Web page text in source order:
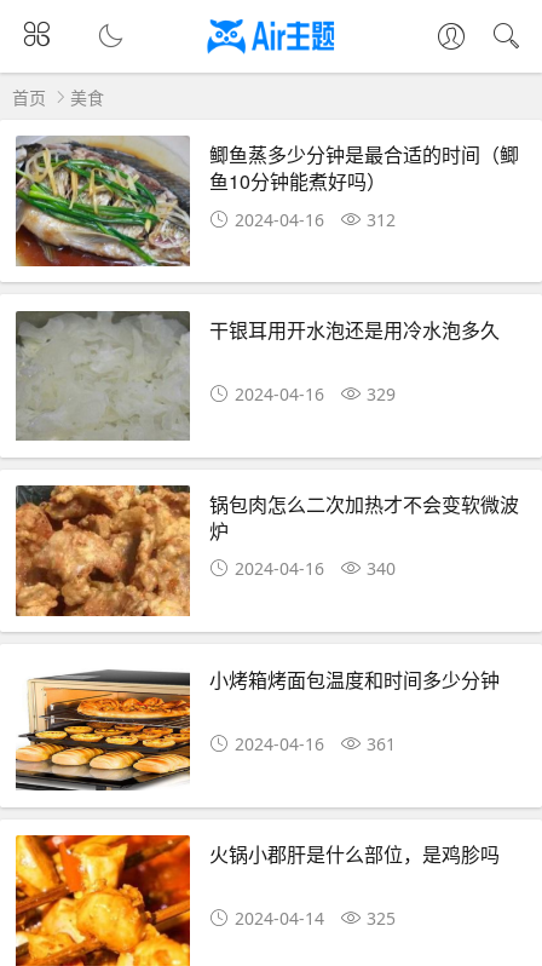
首页 美食
鲫鱼蒸多少分钟是最合适的时间（鲫
鱼10分钟能煮好吗）
2024-04-16 312
干银耳用开水泡还是用冷水泡多久
2024-04-16 329
锅包肉怎么二次加热才不会变软微波
炉
2024-04-16 340
小烤箱烤面包温度和时间多少分钟
2024-04-16 361
火锅小郡肝是什么部位，是鸡胗吗
2024-04-14 325